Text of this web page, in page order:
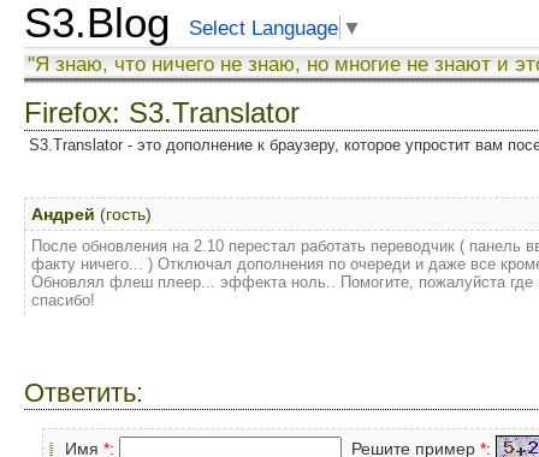
S3.Blog Select Language ▼
"Я знаю, что ничего не знаю, но многие не знают и
Firefox: S3.Translator
S3.Translator - это дополнение к браузеру, которое упростит вам
Андрей (гость)
После обновления на 2.10 перестал работать переводчик ( панель
факту ничего... ) Отключал дополнения по очереди и даже все
Обновлял флеш плеер... эффекта ноль.. Помогите, пожалуйста где
спасибо!
Ответить:
Имя *: Решите пример *: